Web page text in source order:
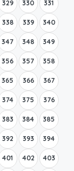
329 330 331
338 339 340
347 348 349
356 357 358
365 366 367
374 375 376
383 384 385
392 393 394
401 402 403